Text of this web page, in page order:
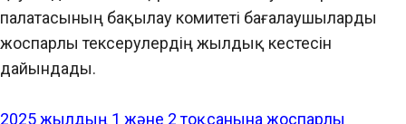
палатасының бақылау комитеті бағалаушыларды
жоспарлы тексерулердің жылдық кестесін
дайындады.
2025 жылдың 1 және 2 тоқсанына жоспарлы